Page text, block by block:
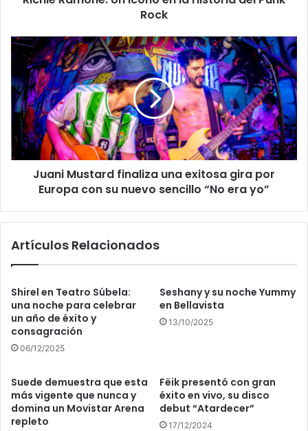
Rock
Juani Mustard finaliza una exitosa gira por
Europa con su nuevo sencillo “No era yo”
Artículos Relacionados
Shirel en Teatro Súbela:
una noche para celebrar
un año de éxito y
consagración
06/12/2025
Seshany y su noche Yummy
en Bellavista
13/10/2025
Suede demuestra que esta
más vigente que nunca y
domina un Movistar Arena
repleto
Fëik presentó con gran
éxito en vivo, su disco
debut “Atardecer”
17/12/2024